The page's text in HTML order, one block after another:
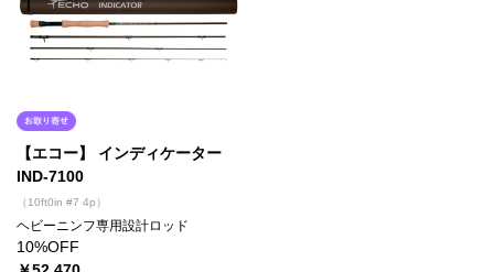
【エコー】 インディケーター
IND-7100
（10ft0in #7 4p）
ヘビーニンフ専用設計ロッド
10%OFF